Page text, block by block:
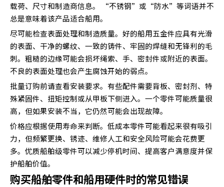
载荷、尺寸和制造商信息。 “不锈钢”或“防水”等词语并不
总是意味着该产品适合船用。
尽可能检查表面处理和制造质量。好的船用五金件应具有光滑
的表面、干净的螺纹、一致的铸件、牢固的焊缝和无锋利的毛
刺。粗糙的边缘可能会损坏绳索、手、密封件或附近的表面。
不良的表面处理也会产生腐蚀开始的弱点。
批量订购前请查看安装要求。有些配件​​需要背板、密封剂、特
殊紧固件、扭矩控制或从甲板下侧进入。一个零件可能质量很
高，但如果安装不当，它仍然可能会出现故障。
价格应根据使用寿命来判断。低成本零件可能看起来很有吸引
力，但频繁更换、锈迹、维修人工和安全风险可能会花费更
多。优质船舶级零件可以减少停机时间、提高客户满意度并保
护船舶价值。
购买船舶零件和船用硬件时的常见错误